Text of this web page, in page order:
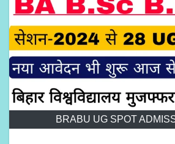
BRABU UG SPOT